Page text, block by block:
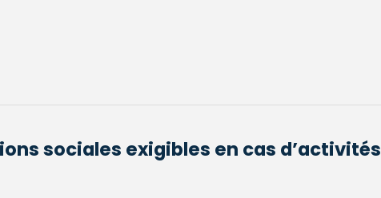
sociales exigibles en cas d’activités